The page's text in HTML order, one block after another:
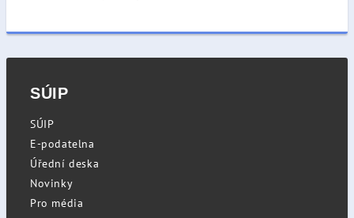
SÚIP
SÚIP
E-podatelna
Úřední deska
Novinky
Pro média